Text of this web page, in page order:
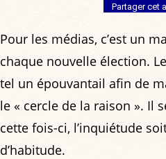
Partager cet
Pour les médias, c’est un
chaque nouvelle élection.
tel un épouvantail afin de
le « cercle de la raison ». Il
cette fois-ci, l’inquiétude
d’habitude.